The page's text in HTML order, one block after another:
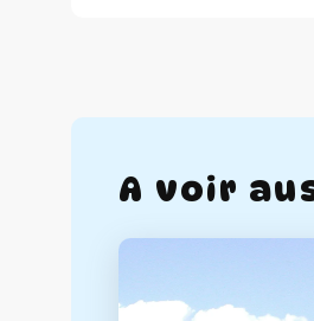
A voir